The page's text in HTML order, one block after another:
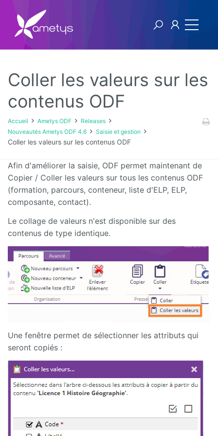
Ametys ODF
Licence
[1ers
son offre
de
formation
à partir
de
fichiers
Présentation
générale
d'Ametys
ODF
Saisir et
compléter
son offre
Ametys
ODF
Enrichir
son site de
publication
de l'offre
Publier
Coller les valeurs sur les
contenus ODF
Accueil Ametys ODF
Releases
Nouveautés Ametys ODF 4.6
Saisie et gestion
Coller les valeurs sur les contenus ODF
Afin d'améliorer la saisie, ODF permet maintenant de
Copier / Coller les valeurs sur tous les contenus ODF
(formation, parcours, conteneur, liste d'ELP, ELP,
composante, contact).
Le collage de valeurs n'est disponible sur des
contenus de type identique.
Une fenêtre permet de sélectionner les attributs qui
seront copiés :